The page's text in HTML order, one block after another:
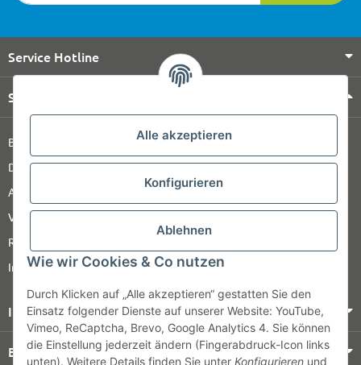
Alle akzeptieren
Konfigurieren
Ablehnen
Wie wir Cookies & Co nutzen
Durch Klicken auf „Alle akzeptieren“ gestatten Sie den
Einsatz folgender Dienste auf unserer Website: YouTube,
Vimeo, ReCaptcha, Brevo, Google Analytics 4. Sie können
die Einstellung jederzeit ändern (Fingerabdruck-Icon links
unten). Weitere Details finden Sie unter Konfigurieren und
Service Hotline
Shop Service
Barrierefreiheitserklärung
Datenschutz
AGB
Versandinformationen
Retour
Impressum
Informationen
Bezahlung & Versand